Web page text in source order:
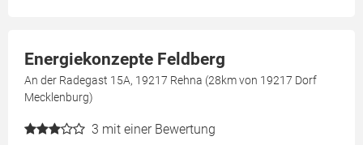
Energiekonzepte Feldberg
An der Radegast 15A, 19217 Rehna (28km von 19217 Dorf
Mecklenburg)
3 mit einer Bewertung